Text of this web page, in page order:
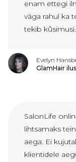
enam ettegi
väga rahul ka
tekib kûsimusi.
Evelyn
GlamHair
SalonLife
lihtsamaks
aega. Ei
klientidele